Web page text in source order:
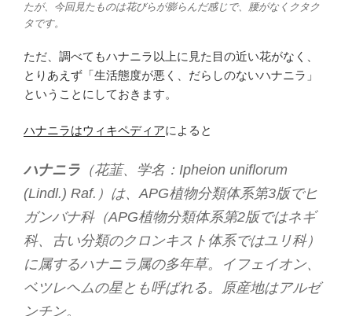
たが、今回見たものは花びらが膨らんだ感じで、腰がなくクタク
タです。
ただ、調べてもハナニラ以上に見た目の近い花がなく、
とりあえず「生活態度が悪く、だらしのないハナニラ」
ということにしておきます。
ハナニラはウィキペディアによると
ハナニラ （花韮、学名：Ipheion uniflorum
(Lindl.) Raf.）は、APG植物分類体系第3版でヒ
ガンバナ科（APG植物分類体系第2版ではネギ
科、古い分類のクロンキスト体系ではユリ科）
に属するハナニラ属の多年草。イフェイオン、
ベツレヘムの星とも呼ばれる。原産地はアルゼ
ンチン。